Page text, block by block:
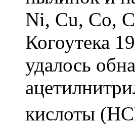
Ni, Cu, Со,
Когоутека
удалось
кислоты